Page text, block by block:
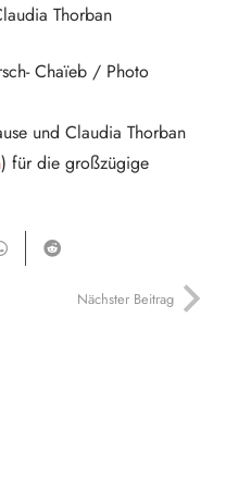
Thorban
Chaïeb / Photo
und Claudia Thorban
) für die großzügige
Nächster Beitrag